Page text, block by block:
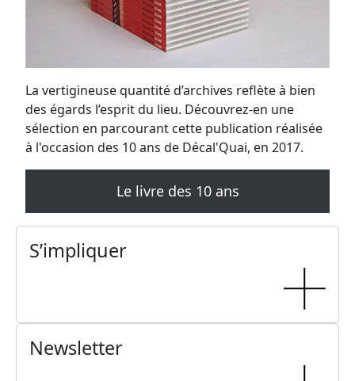
La vertigineuse quantité d’archives reflète à bien
des égards l’esprit du lieu. Découvrez-en une
sélection en parcourant cette publication réalisée
à l'occasion des 10 ans de Décal'Quai, en 2017.
Le livre des 10 ans
S’impliquer
Newsletter